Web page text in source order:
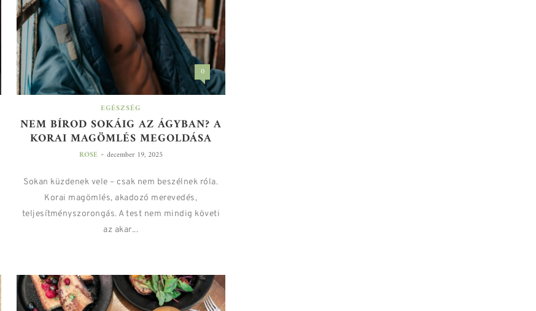
0
EGÉSZSÉG
NEM BÍROD SOKÁIG AZ ÁGYBAN? A
KORAI MAGÖMLÉS MEGOLDÁSA
ROSE - december 19, 2025
Sokan küzdenek vele – csak nem beszélnek róla.
Korai magömlés, akadozó merevedés,
teljesítményszorongás. A test nem mindig követi
az akar...